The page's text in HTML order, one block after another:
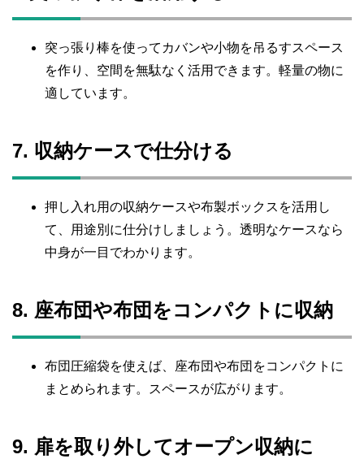
突っ張り棒を使ってカバンや小物を吊るすスペース
を作り、空間を無駄なく活用できます。軽量の物に
適しています。
7. 収納ケースで仕分ける
押し入れ用の収納ケースや布製ボックスを活用し
て、用途別に仕分けしましょう。透明なケースなら
中身が一目でわかります。
8. 座布団や布団をコンパクトに収納
布団圧縮袋を使えば、座布団や布団をコンパクトに
まとめられます。スペースが広がります。
9. 扉を取り外してオープン収納に